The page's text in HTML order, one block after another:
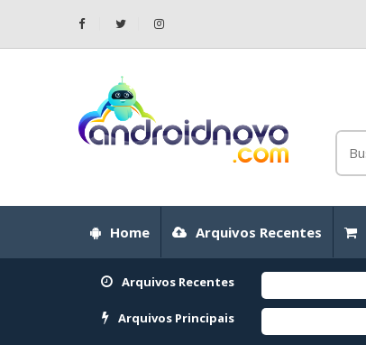
Home Arquivos Recentes
Arquivos Recentes
Arquivos Principais